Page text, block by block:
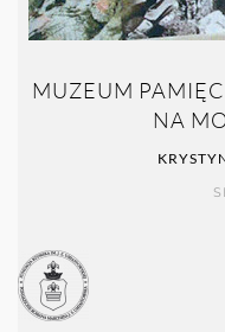
MUZEUM
NA